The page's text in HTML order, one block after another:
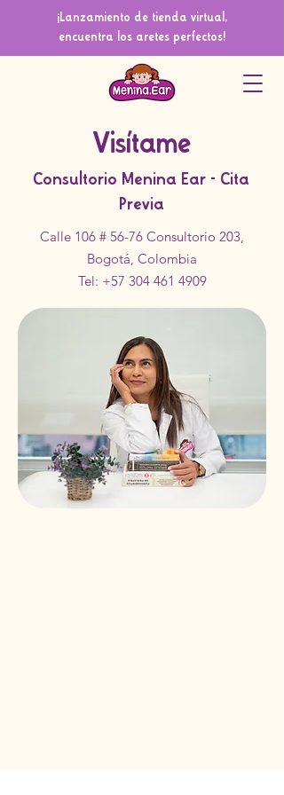
¡Lanzamiento de tienda virtual,
encuentra los aretes perfectos!
Visítame
Consultorio Menina Ear - Cita
Previa
Calle 106 # 56-76 Consultorio 203,
Bogotá, Colombia
Tel: +57 304 461 4909